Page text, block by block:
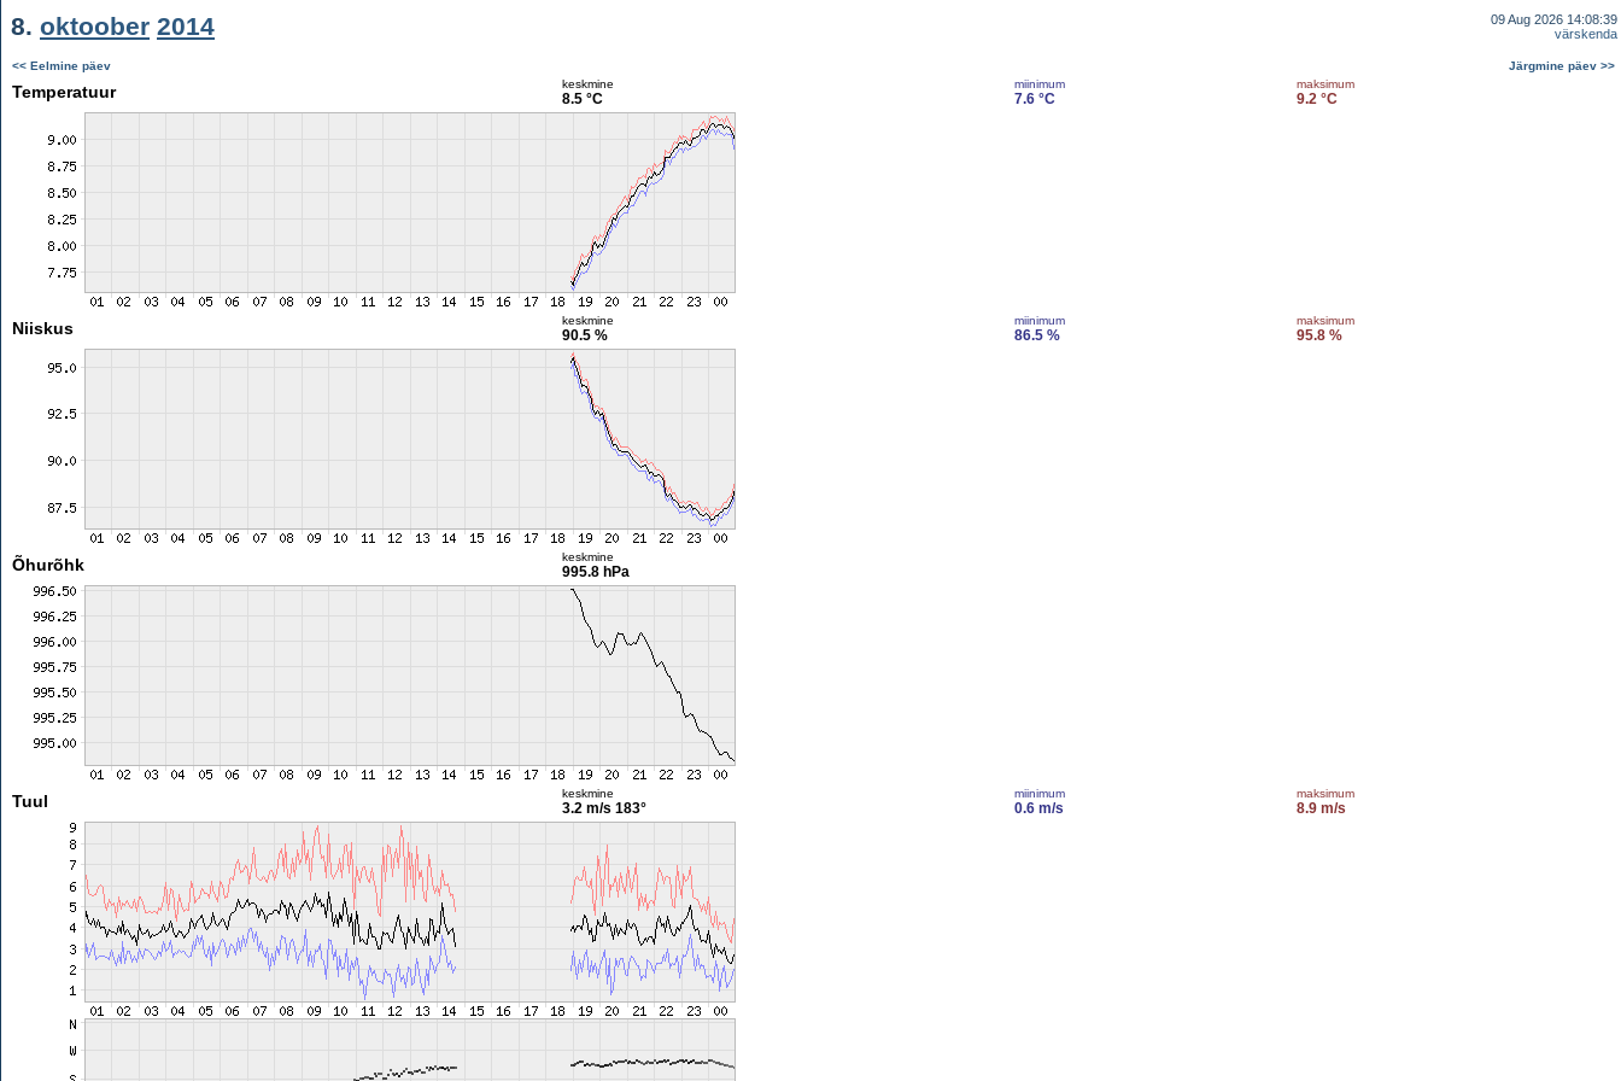
8. oktoober 2014
09 Aug 2026 14:08:39
värskenda
<< Eelmine päev Järgmine päev >>
Temperatuur keskmine
8.5 °C
miinimum
7.6 °C
maksimum
9.2 °C
Niiskus keskmine
90.5 %
miinimum
86.5 %
maksimum
95.8 %
Õhurõhk keskmine
995.8 hPa
Tuul keskmine
3.2 m/s 183°
miinimum
0.6 m/s
maksimum
8.9 m/s